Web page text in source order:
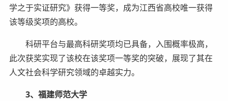
学之于实证研究》获得一等奖，成为江西省高校唯一获得
该等级奖项的高校。
科研平台与最高科研奖项均已具备，入围概率极高，
此次获奖实现了该校在该奖项一等奖的突破，展现了其在
人文社会科学研究领域的卓越实力。
3、福建师范大学